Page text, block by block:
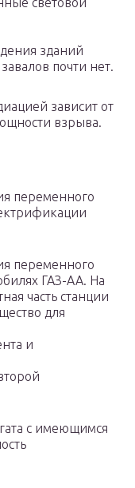
зданий
почти нет.
зависит от
взрыва.
переменного
переменного
ГАЗ-АА. На
часть станции
для
и
с имеющимся